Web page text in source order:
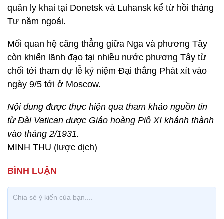
quân ly khai tại Donetsk và Luhansk kể từ hồi tháng
Tư năm ngoái.
Mối quan hệ căng thẳng giữa Nga và phương Tây
còn khiến lãnh đạo tại nhiều nước phương Tây từ
chối tới tham dự lễ kỷ niệm Đại thắng Phát xít vào
ngày 9/5 tới ở Moscow.
Nội dung được thực hiện qua tham khảo nguồn tin
từ Đài Vatican được Giáo hoàng Piô XI khánh thành
vào tháng 2/1931.
MINH THU (lược dịch)